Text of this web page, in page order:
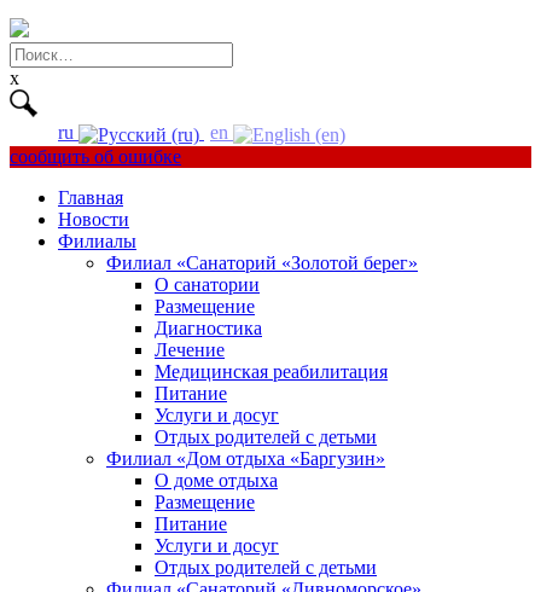
Найти:
x
ru
en
сообщить об ошибке
Главная
Новости
Филиалы
Филиал «Санаторий «Золотой берег»
О санатории
Размещение
Диагностика
Лечение
Медицинская реабилитация
Питание
Услуги и досуг
Отдых родителей с детьми
Филиал «Дом отдыха «Баргузин»
О доме отдыха
Размещение
Питание
Услуги и досуг
Отдых родителей с детьми